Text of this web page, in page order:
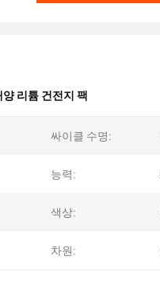
리튬 건전지 팩
싸이클 수명:
능력:
색상:
차원: